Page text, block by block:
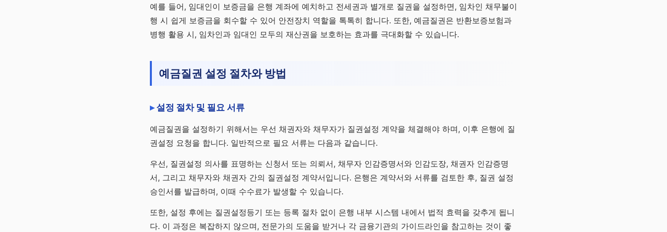
예를 들어, 임대인이 보증금을 은행 계좌에 예치하고 전세권과 별개로 질권을 설정하면, 임차인 채무불이
행 시 쉽게 보증금을 회수할 수 있어 안전장치 역할을 톡톡히 합니다. 또한, 예금질권은 반환보증보험과
병행 활용 시, 임차인과 임대인 모두의 재산권을 보호하는 효과를 극대화할 수 있습니다.
예금질권 설정 절차와 방법
설정 절차 및 필요 서류
예금질권을 설정하기 위해서는 우선 채권자와 채무자가 질권설정 계약을 체결해야 하며, 이후 은행에 질
권설정 요청을 합니다. 일반적으로 필요 서류는 다음과 같습니다.
우선, 질권설정 의사를 표명하는 신청서 또는 의뢰서, 채무자 인감증명서와 인감도장, 채권자 인감증명
서, 그리고 채무자와 채권자 간의 질권설정 계약서입니다. 은행은 계약서와 서류를 검토한 후, 질권 설정
승인서를 발급하며, 이때 수수료가 발생할 수 있습니다.
또한, 설정 후에는 질권설정등기 또는 등록 절차 없이 은행 내부 시스템 내에서 법적 효력을 갖추게 됩니
다. 이 과정은 복잡하지 않으며, 전문가의 도움을 받거나 각 금융기관의 가이드라인을 참고하는 것이 좋